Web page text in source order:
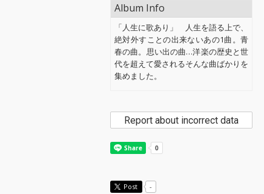
Album Info
「人生に歌あり」 人生を語る上で、
絶対外すことの出来ないあの1曲。青
春の曲。思い出の曲…洋楽の歴史と世
代を超えて愛されるそんな曲ばかりを
集めました。
Report about incorrect data
Post -